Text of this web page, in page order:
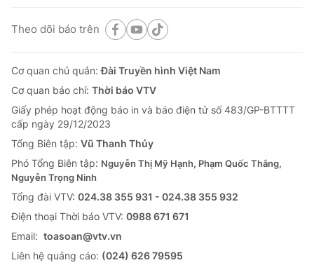
Theo dõi báo trên
Cơ quan chủ quản:Đài Truyền hình Việt Nam
Cơ quan báo chí: Thời báo VTV
Giấy phép hoạt động báo in và báo điện tử số 483/GP-BTTTT
cấp ngày 29/12/2023
Tổng Biên tập: Vũ Thanh Thủy
Phó Tổng Biên tập: Nguyễn Thị Mỹ Hạnh, Phạm Quốc Thắng,
Nguyễn Trọng Ninh
Tổng đài VTV: 024.38 355 931 - 024.38 355 932
Ðiện thoại Thời báo VTV: 0988 671 671
Email: toasoan@vtv.vn
Liên hệ quảng cáo: (024) 626 79595